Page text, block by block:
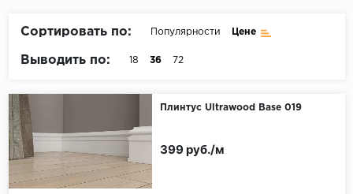
Bohofloor
Пробковое покрытие
Сортировать по: Популярности Цене
Выводить по: 18 36 72
Плинтус Ultrawood Base 019
399 руб./м